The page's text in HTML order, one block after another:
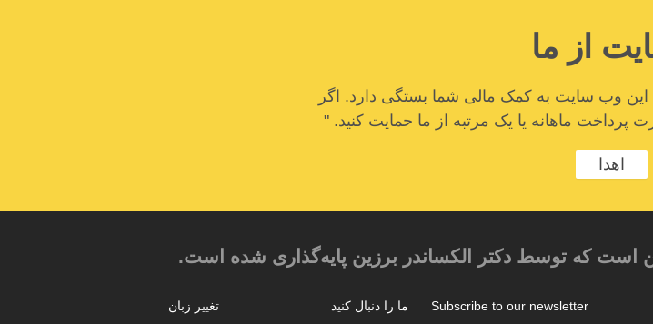
از ما
این وب سایت به کمک مالی شما بستگی دارد. اگر
پرداخت ماهانه یا یک مرتبه از ما حمایت کنید. "
اهدا
است که توسط دکتر الکساندر برزین پایه‌گذاری شده است.
تغییر زبان ما را دنبال کنید Subscribe to our newsletter